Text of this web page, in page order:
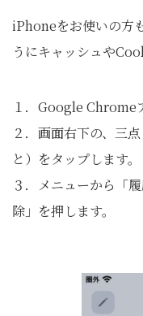
iPhoneをお使いの方
うにキャッシュや
１．Google Chrome
２．画面右下の、三
と）をタップします。
３．メニューから「
除」を押します。